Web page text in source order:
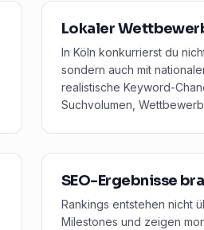
Lokaler
In Köln konkurrierst du
sondern auch mit
realistische Keyword-
Suchvolumen,
SEO-Ergebnisse
Rankings entstehen nicht
Milestones und zeigen